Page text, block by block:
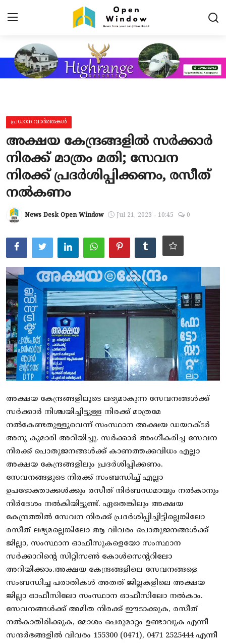
Login Register
പ്രധാന വാർത്തകൾ
പ്രാദേശികം
കായികം
TOURISM
വിനോദം
ആരോഗ്യം
Gallery
പ്രധാന വാർത്തകൾ
അക്ഷയ കേന്ദ്രങ്ങളില്‍ സര്‍ക്കാര്‍
നിരക്ക് മാത്രം മതി; സേവന
നിരക്ക് പ്രദര്‍ശിപ്പിക്കണം, രസീത്
നല്‍കണം
News Desk Open Window Jul 21, 2023 - 10:45 0
അക്ഷയ കേന്ദ്രങ്ങളിലൂടെ ലഭ്യമാകുന്ന സേവനങ്ങള്‍ക്ക്
സര്‍ക്കാര്‍ നിശ്ചയിച്ചിട്ടുള്ള നിരക്ക് മാത്രമേ
നല്‍കേണ്ടതുള്ളൂവെന്ന് സംസ്ഥാന അക്ഷയ ഡയറക്ടര്‍
അനു കുമാരി അറിയിച്ചു. സര്‍ക്കാര്‍ അംഗീകരിച്ച സേവന
നിരക്ക് പൊതുജനങ്ങള്‍ക്ക് കാണത്തക്കവിധം എല്ലാ
അക്ഷയ കേന്ദ്രങ്ങളിലും പ്രദര്‍ശിപ്പിക്കണം.
സേവനങ്ങളുടെ നിരക്ക് സംബന്ധിച്ച് എല്ലാ
ഉപഭോക്താക്കള്‍ക്കും രസീത് നിര്‍ബന്ധമായും നല്‍കാനും
നിര്‍ദേശം നല്‍കിയിട്ടുണ്ട്. ഏതെങ്കിലും അക്ഷയ
കേന്ദ്രത്തില്‍ സേവന നിരക്ക് പ്രദര്‍ശിപ്പിച്ചിട്ടില്ലെങ്കിലോ
രസീത് ലഭ്യമല്ലെങ്കിലോ ആ വിവരം പൊതുജനങ്ങള്‍ക്ക്
ജില്ലാ, സംസ്ഥാന ഓഫീസുകളെയോ സംസ്ഥാന
സര്‍ക്കാറിന്റെ സിറ്റിസണ്‍ കോള്‍സെന്ററിലോ
അറിയിക്കാം.അക്ഷയ കേന്ദ്രങ്ങളിലെ സേവനങ്ങളെ
സംബന്ധിച്ച പരാതികള്‍ അതത് ജില്ലകളിലെ അക്ഷയ
ജില്ലാ ഓഫീസിലോ സംസ്ഥാന ഓഫീസിലോ നല്‍കാം.
സേവനങ്ങള്‍ക്ക് അമിത നിരക്ക് ഈടാക്കുക, രസീത്
നല്‍കാതിരിക്കുക, മോശം പെരുമാറ്റം ഉണ്ടാവുക എന്നീ
സന്ദര്‍ഭങ്ങളില്‍ വിവരം 155300 (0471), 0471 2525444 എന്നീ